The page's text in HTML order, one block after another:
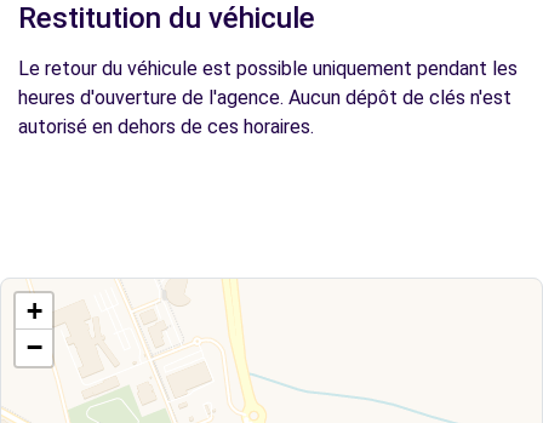
Restitution du véhicule
Le retour du véhicule est possible uniquement pendant les
heures d'ouverture de l'agence. Aucun dépôt de clés n'est
autorisé en dehors de ces horaires.
+
−